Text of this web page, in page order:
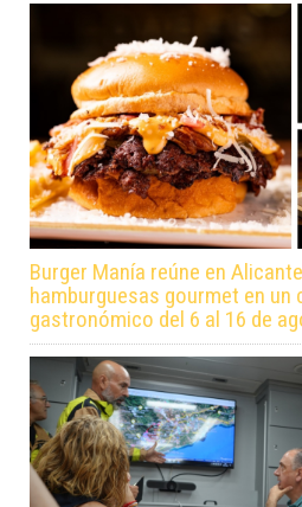
Burger Manía reúne en
hamburguesas gourmet en un
gastronómico del 6 al 16 de